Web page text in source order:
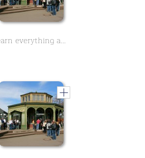
Learn everything about the history of Wilhelma, Zoo in Stuttgart - Part 1 - in this two-part course.